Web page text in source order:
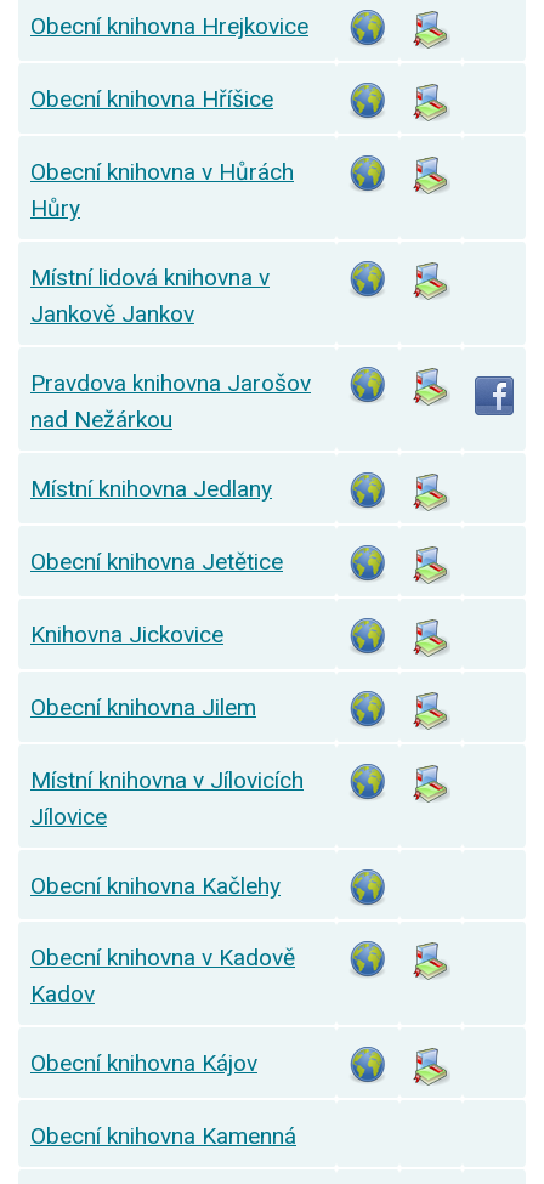
Obecní knihovna Hrejkovice
Obecní knihovna Hříšice
Obecní knihovna v Hůrách
Hůry
Místní lidová knihovna v
Jankově Jankov
Pravdova knihovna Jarošov
nad Nežárkou
Místní knihovna Jedlany
Obecní knihovna Jetětice
Knihovna Jickovice
Obecní knihovna Jilem
Místní knihovna v Jílovicích
Jílovice
Obecní knihovna Kačlehy
Obecní knihovna v Kadově
Kadov
Obecní knihovna Kájov
Obecní knihovna Kamenná